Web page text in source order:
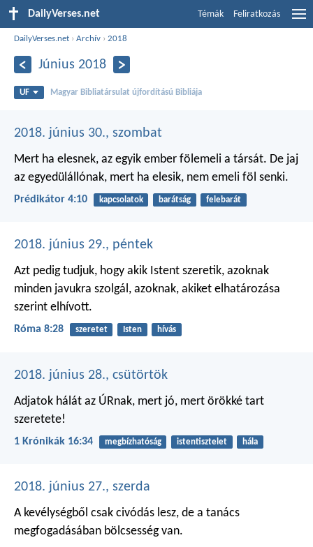
DailyVerses.net Témák Feliratkozás
DailyVerses.net ›Archív ›2018
Június 2018
UF Magyar Bibliatársulat újfordítású Bibliája
2018. június 30., szombat
Mert ha elesnek, az egyik ember fölemeli a társát. De jaj
az egyedülállónak, mert ha elesik, nem emeli föl senki.
Prédikátor 4:10 kapcsolatok barátság felebarát
2018. június 29., péntek
Azt pedig tudjuk, hogy akik Istent szeretik, azoknak
minden javukra szolgál, azoknak, akiket elhatározása
szerint elhívott.
Róma 8:28 szeretet Isten hívás
2018. június 28., csütörtök
Adjatok hálát az ÚRnak, mert jó, mert örökké tart
szeretete!
1 Krónikák 16:34 megbízhatóság istentisztelet hála
2018. június 27., szerda
A kevélységből csak civódás lesz, de a tanács
megfogadásában bölcsesség van.